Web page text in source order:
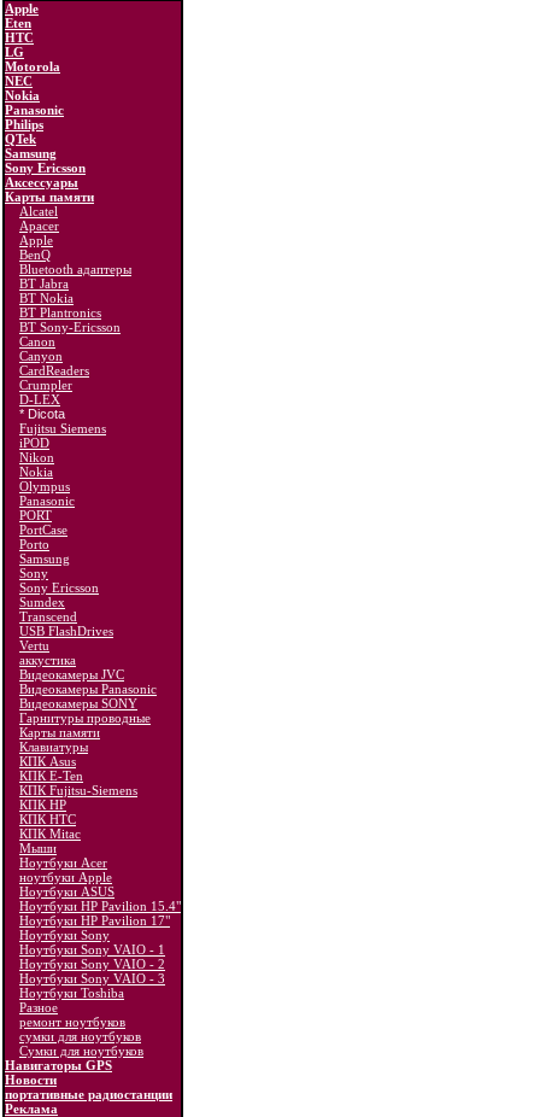
Apple
Eten
HTC
LG
Motorola
NEC
Nokia
Panasonic
Philips
QTek
Samsung
Sony Ericsson
Аксессуары
Карты памяти
Alcatel
Apacer
Apple
BenQ
Bluetooth адаптеры
BT Jabra
BT Nokia
BT Plantronics
BT Sony-Ericsson
Canon
Canyon
CardReaders
Crumpler
D-LEX
* Dicota
Fujitsu Siemens
iPOD
Nikon
Nokia
Olympus
Panasonic
PORT
PortCase
Porto
Samsung
Sony
Sony Ericsson
Sumdex
Transcend
USB FlashDrives
Vertu
аккустика
Видеокамеры JVC
Видеокамеры Panasonic
Видеокамеры SONY
Гарнитуры проводные
Карты памяти
Клавиатуры
КПК Asus
КПК E-Ten
КПК Fujitsu-Siemens
КПК HP
КПК HTC
КПК Mitac
Мыши
Ноутбуки Acer
ноутбуки Apple
Ноутбуки ASUS
Ноутбуки HP Pavilion 15.4"
Ноутбуки HP Pavilion 17"
Ноутбуки Sony
Ноутбуки Sony VAIO - 1
Ноутбуки Sony VAIO - 2
Ноутбуки Sony VAIO - 3
Ноутбуки Toshiba
Разное
ремонт ноутбуков
сумки для ноутбуков
Сумки для ноутбуков
Навигаторы GPS
Новости
портативные радиостанции
Реклама